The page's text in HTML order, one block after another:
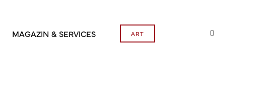
MAGAZIN & SERVICES ART